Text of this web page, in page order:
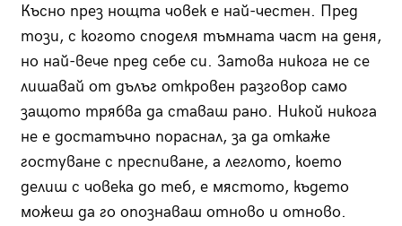
Късно през нощта човек е най-честен. Пред
този, с когото споделя тъмната част на деня,
но най-вече пред себе си. Затова никога не се
лишавай от дълъг откровен разговор само
защото трябва да ставаш рано. Никой никога
не е достатъчно пораснал, за да откаже
гостуване с преспиване, а леглото, което
делиш с човека до теб, е мястото, където
можеш да го опознаваш отново и отново.